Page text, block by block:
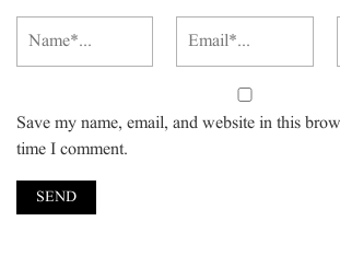
Save my name, email, and website in this
time I comment.